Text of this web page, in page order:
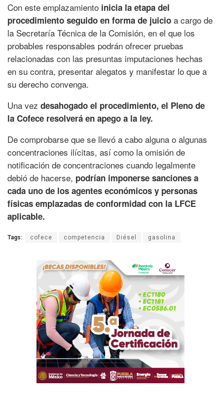
Con este emplazamiento inicia la etapa del
procedimiento seguido en forma de juicio a cargo de
la Secretaría Técnica de la Comisión, en el que los
probables responsables podrán ofrecer pruebas
relacionadas con las presuntas imputaciones hechas
en su contra, presentar alegatos y manifestar lo que a
su derecho convenga.
Una vez desahogado el procedimiento, el Pleno de
la Cofece resolverá en apego a la ley.
De comprobarse que se llevó a cabo alguna o algunas
concentraciones ilícitas, así como la omisión de
notificación de concentraciones cuando legalmente
debió de hacerse, podrían imponerse sanciones a
cada uno de los agentes económicos y personas
físicas emplazadas de conformidad con la LFCE
aplicable.
Tags: cofece competencia Diésel gasolina